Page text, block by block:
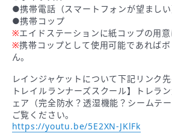
●携帯電話（スマートフォンが望ましい
●携帯コップ
※エイドステーションに紙コップの用意
※携帯コップとして使用可能であれば
ん。
レインジャケットについて下記リンク
トレイルランナーズスクール】トレラ
ェア（完全防水？透湿機能？シームテ
ご覧ください。
https://youtu.be/5E2XN-JKlFk